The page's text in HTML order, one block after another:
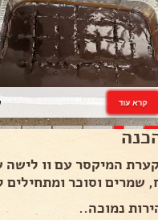
קרא עוד
המיקסר עם וו לישה
שמרים וסוכר ומתחילים
נמוכה..